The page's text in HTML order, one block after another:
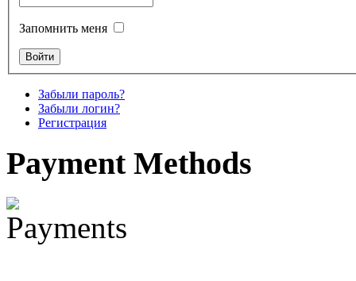
Snake Didgeridoo
€711.00
Вы экономите: €79.00
Запомнить меня
Забыли пароль?
Забыли логин?
Регистрация
PaymentMethods